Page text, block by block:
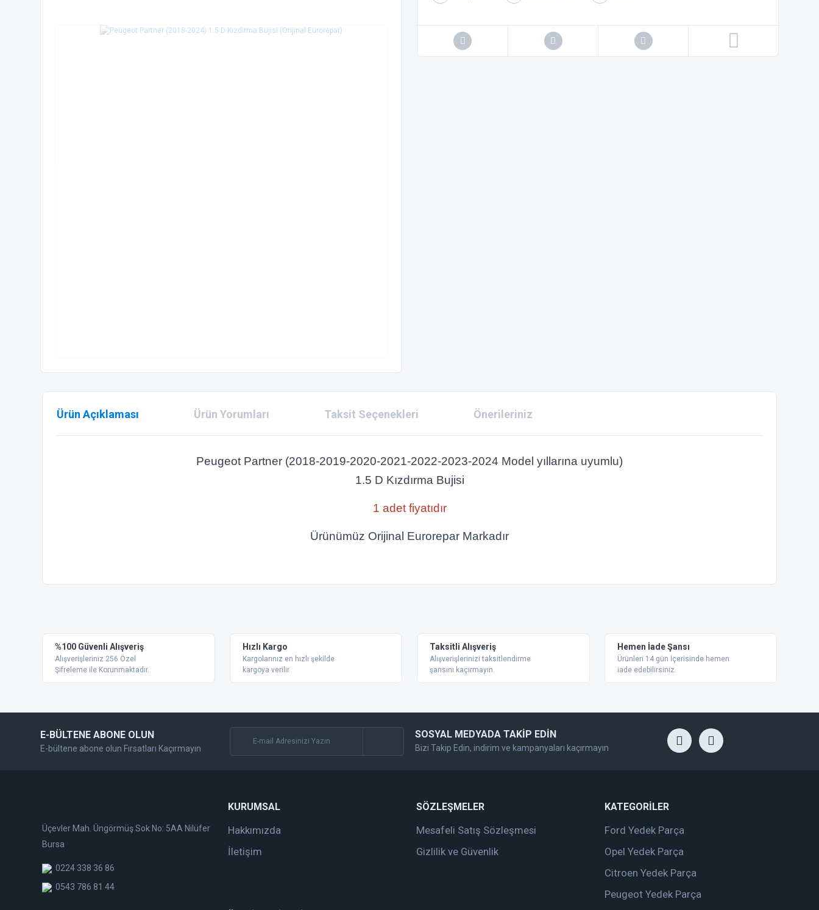
Ürün Açıklaması Ürün Yorumları Taksit Seçenekleri Önerileriniz
Peugeot Partner (2018-2019-2020-2021-2022-2023-2024 Model yıllarına uyumlu)
1.5 D Kızdırma Bujisi
1 adet fiyatıdır
Ürünümüz Orijinal Eurorepar Markadır
Ürün resmi kalitesiz, bozuk veya görüntülenemiyor.
Ürün açıklamasında eksik bilgiler bulunuyor.
Ürün bilgilerinde hatalar bulunuyor.
Ürün fiyatı diğer sitelerden daha pahalı.
%100 Güvenli Alışveriş
Alışverişleriniz 256 Özel
Şifreleme ile Korunmaktadır.
Hızlı Kargo
Kargolarınız en hızlı şekilde
kargoya verilir
Taksitli Alışveriş
Alışverişlerinizi taksitlendirme
şansını kaçırmayın.
Hemen İade Şansı
Ürünleri 14 gün İçerisinde hemen
iade edebilirsiniz.
E-BÜLTENE ABONE OLUN
E-bültene abone olun Fırsatları Kaçırmayın
SOSYAL MEDYADA TAKİP EDİN
Bizi Takip Edin, indirim ve kampanyaları kaçırmayın
Üçevler Mah. Üngörmüş Sok No: 5AA Nilüfer
Bursa
0224 338 36 86
0543 786 81 44
KURUMSAL
Hakkımızda
İletişim
SÖZLEŞMELER
Mesafeli Satış Sözleşmesi
Gizlilik ve Güvenlik
KATEGORİLER
Ford Yedek Parça
Opel Yedek Parça
Citroen Yedek Parça
Peugeot Yedek Parça